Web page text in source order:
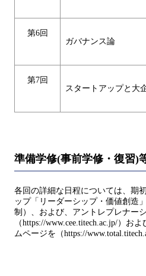
第6回
ガバナンス論
第7回
スタートアップと大
準備学修(事前学修・復習)
各回の詳細な日程については、期
ップ「リーダーシップ・価値創造
制）、および、アントレプレナー
（https://www.cee.titech.ac.jp/）お
ムページを（https://